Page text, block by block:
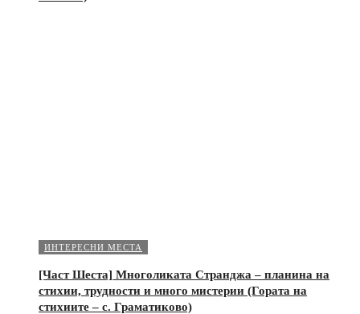
ИНТЕРЕСНИ МЕСТА
[Част Шеста] Многоликата Странджа – планина на
стихии, трудности и много мистерии (Гората на
стихиите – с. Граматиково)